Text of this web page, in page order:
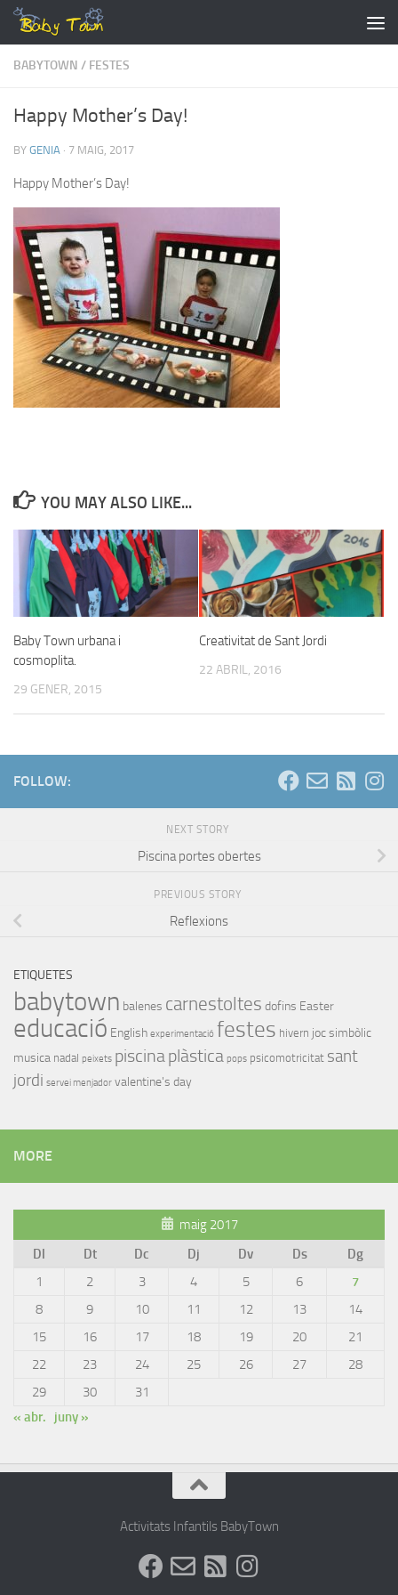
Skip to content
BABYTOWN / FESTES
Happy Mother’s Day!
BY GENIA · 7 MAIG, 2017
Happy Mother’s Day!
YOU MAY ALSO LIKE...
Baby Town urbana i
cosmoplita.
29 GENER, 2015
Creativitat de Sant Jordi
22 ABRIL, 2016
FOLLOW:
NEXT STORY
Piscina portes obertes
PREVIOUS STORY
Reflexions
ETIQUETES
babytown balenes carnestoltes dofins Easter
educació English experimentació festes hivern joc simbòlic
musica nadal peixets piscinaplàstica pops psicomotricitat sant
jordi servei menjador valentine's day
MORE
maig 2017
Dl
Dt Dc Dj Dv Ds
Dg
1
2 3 4 5 6
7
8
9 10 11 12 13
14
15
16 17 18 19 20
21
22
23 24 25 26 27
28
29
30
31
« abr.
juny »
Activitats Infantils BabyTown